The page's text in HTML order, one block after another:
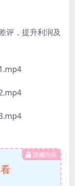
评，提升利润及
隐藏内容